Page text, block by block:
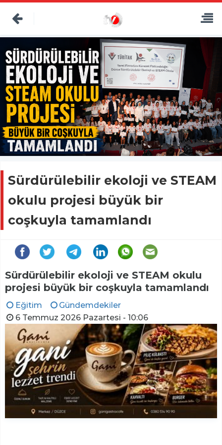
Sürdürülebilir ekoloji ve STEAM
okulu projesi büyük bir
coşkuyla tamamlandı
Sürdürülebilir ekoloji ve STEAM okulu
projesi büyük bir coşkuyla tamamlandı
Eğitim
Gündemdekiler
6 Temmuz 2026 Pazartesi - 10:06